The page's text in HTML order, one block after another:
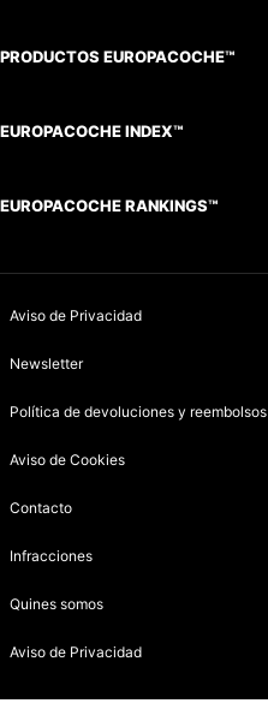
PRODUCTOS EUROPACOCHE™
EUROPACOCHE INDEX™
EUROPACOCHE RANKINGS™
Aviso de Privacidad
Newsletter
Política de devoluciones y reembolsos
Aviso de Cookies
Contacto
Infracciones
Quines somos
Aviso de Privacidad